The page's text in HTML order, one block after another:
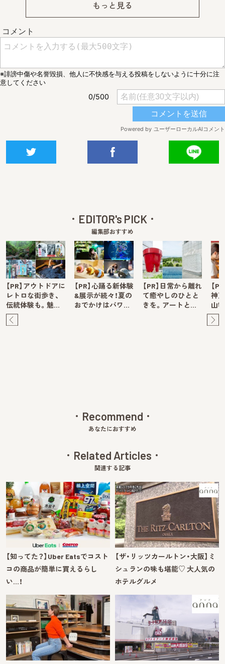
もっと見る
EDITOR's PICK
編集部おすすめ
【PR】アウトドアに
レトロな街歩き、
伝統体験も。魅…
【PR】心踊る新体験
&展示が続々！夏の
おでかけはパワ…
【PR】日常から離れ
て癒やしのひとと
きを。アートと…
【
神
山
Recommend
あなたにおすすめ
Related Articles
関連する記事
【知ってた？】Uber Eatsでコスト
コの商品が簡単に買えるらし
い…！
【ザ・リッツカールトン・大阪】ミ
シュランの味も堪能♡ 大人気の
ホテルグルメ